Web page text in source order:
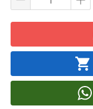
`
`